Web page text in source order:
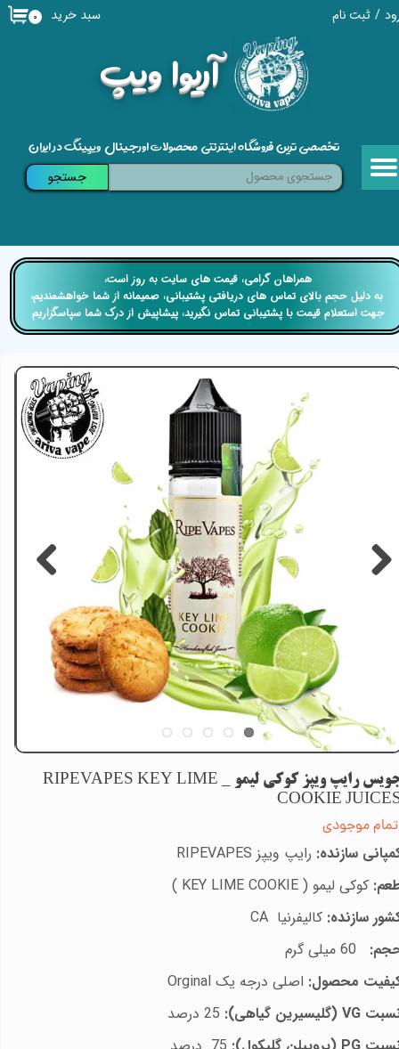
/ ثبت نام
حساب کاربری من
خروج از حساب کاربری
​آریوا ویپ
۰ سبد خرید
تخصصی ترین فروشگاه اینترنتی محصولات اورجینال ویپینگ در ایران
جستجو
جویس رایپ ویپز کوکی لیمو _ RIPEVAPES KEY LIME
COOKIE
موجودی
سازنده: رایپ ویپز RIPEVAPES
کوکی لیمو (KEY LIME COOKIE
)
سازنده: کالیفرنیا CA
60 میلی گرم
محصول: اصلی درجه یک Orginal
VG (گلیسیرین گیاهی): 25درصد
​​همراهان گرامی، قیمت های سایت به روز است،
​​​​​​​ به دلیل حجم بالای تماس های دریافتی پشتیبانی، صمیمانه از شما خواهشمندیم،
جهت استعلام قیمت با پشتیبانی تماس نگیرید، پیشاپیش از درک شما سپاسگزاریم